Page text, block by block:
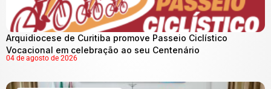
Arquidiocese de Curitiba promove Passeio Ciclístico
Vocacional em celebração ao seu Centenário
04 de agosto de 2026